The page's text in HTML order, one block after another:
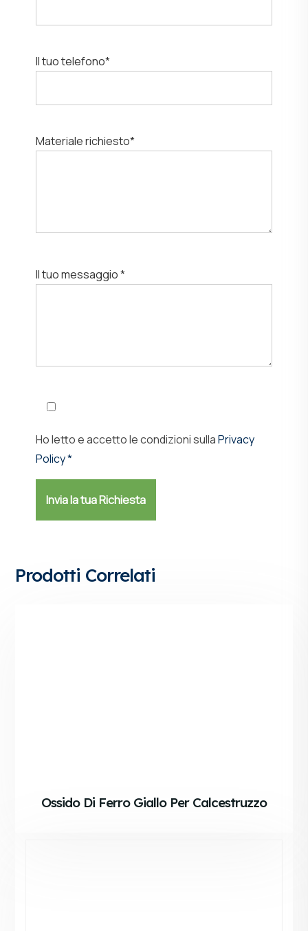
Il tuo telefono*
Materiale richiesto*
Il tuo messaggio *
Ho letto e accetto le condizioni sullaPrivacy
Policy *
Prodotti Correlati
Ossido Di Ferro Giallo Per Calcestruzzo